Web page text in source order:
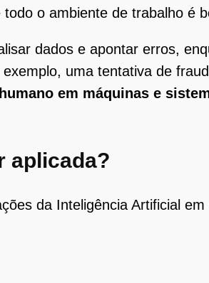
o ambiente de trabalho é
dados e apontar erros,
uma tentativa de
em máquinas e
aplicada?
da Inteligência Artificial em